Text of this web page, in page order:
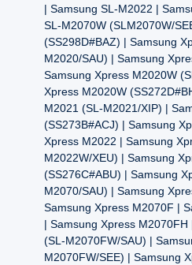
| Samsung SL-M2022 |
SL-M2070W (SLM2070W/
(SS298D#BAZ) | Samsung
M2020/SAU) | Samsung
Samsung Xpress M2020W
Xpress M2020W
M2021 (SL-M2021/XIP) |
(SS273B#ACJ) | Samsung
Xpress M2022 | Samsung
M2022W/XEU) | Samsung
(SS276C#ABU) | Samsung
M2070/SAU) | Samsung
Samsung Xpress M2070F |
| Samsung Xpress
(SL-M2070FW/SAU) |
M2070FW/SEE) | Samsung